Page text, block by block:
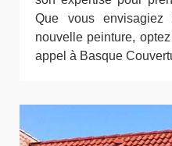
Que vous
nouvelle peinture,
appel à Basque